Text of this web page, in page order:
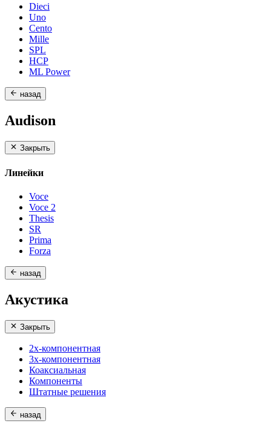
Dieci
Uno
Cento
Mille
SPL
HCP
ML Power
назад
Audison
Закрыть
Линейки
Voce
Voce 2
Thesis
SR
Prima
Forza
назад
Акустика
Закрыть
2х-компонентная
3х-компонентная
Коаксиальная
Компоненты
Штатные решения
назад